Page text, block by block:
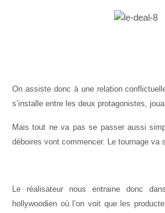
On assiste donc à une relation
s’installe entre les deux protagonistes,
Mais tout ne va pas se passer aussi
déboires vont commencer. Le tournage va
Le réalisateur nous entraine donc
hollywoodien où l’on voit que les